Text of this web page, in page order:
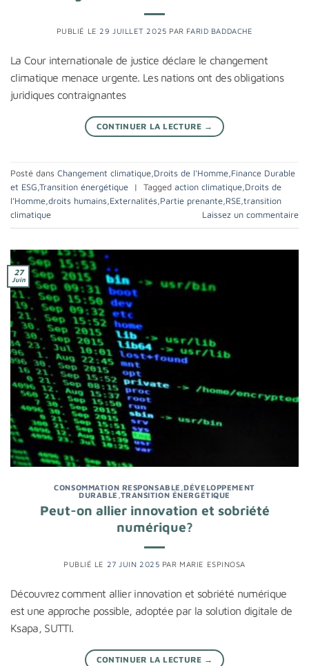
PUBLIÉ LE 29 JUILLET 2025 PAR FARID BADDACHE
La Cour internationale de justice déclare le changement
climatique menace urgente. Les nations ont des obligations
juridiques contraignantes
CONTINUER LA LECTURE →
Posté dans Changement climatique,Droits de l'Homme,Finance Durable
et ESG,Transition énergétique | Tagged action climatique,Droits de
l’Homme,droits humains,Externalités,Partie prenante,RSE,transition
climatique
Laissez un commentaire
27
Juin
CONSOMMATION RESPONSABLE ,DÉVELOPPEMENT
DURABLE TRANSITION ÉNERGÉTIQUE
Peut-on allier innovation et sobriété
numérique?
PUBLIÉ LE 27 JUIN 2025 PAR MARIE ESPINOSA
Découvrez comment allier innovation et sobriété numérique
est une approche possible, adoptée par la solution digitale de
Ksapa, SUTTI.
CONTINUER LA LECTURE →